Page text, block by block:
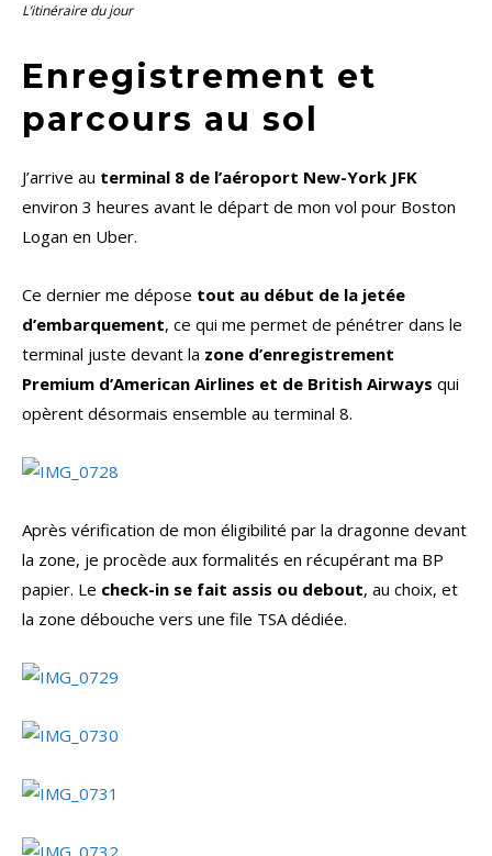
L’itinéraire du jour
Enregistrement et
parcours au sol
J’arrive au terminal 8 de l’aéroport New-York JFK
environ 3 heures avant le départ de mon vol pour Boston
Logan en Uber.
Ce dernier me dépose tout au début de la jetée
d’embarquement, ce qui me permet de pénétrer dans le
terminal juste devant la zone d’enregistrement
Premium d’American Airlines et de British Airways qui
opèrent désormais ensemble au terminal 8.
Après vérification de mon éligibilité par la dragonne devant
la zone, je procède aux formalités en récupérant ma BP
papier. Le check-in se fait assis ou debout, au choix, et
la zone débouche vers une file TSA dédiée.